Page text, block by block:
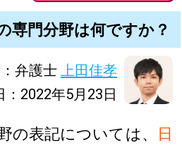
専門分野は何ですか？
弁護士
上田佳孝
：2022年5月23日
の表記については、
日